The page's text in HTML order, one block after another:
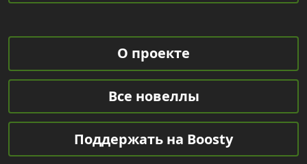
О проекте
Все новеллы
Поддержать на Boosty